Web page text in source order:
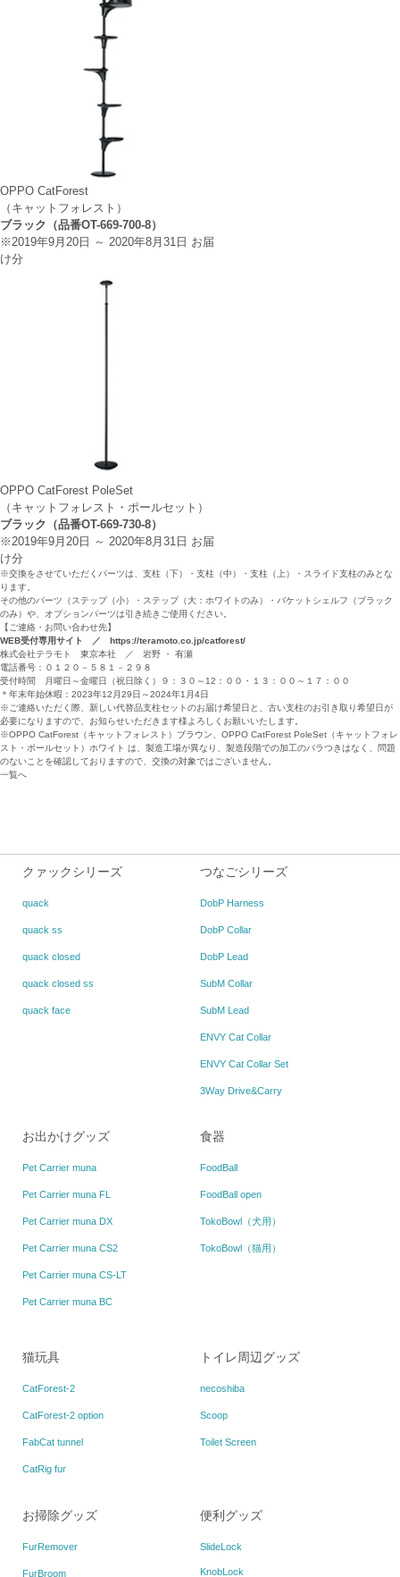
OPPO CatForest
（キャットフォレスト）
ブラック（品番OT-669-700-8）
※2019年9月20日 ～ 2020年8月31日 お届
け分
OPPO CatForest PoleSet
（キャットフォレスト・ポールセット）
ブラック（品番OT-669-730-8）
※2019年9月20日 ～ 2020年8月31日 お届
け分
※交換をさせていただくパーツは、支柱（下）・支柱（中）・支柱（上）・スライド支柱のみとな
ります。
その他のパーツ（ステップ（小）・ステップ（大：ホワイトのみ）・バケットシェルフ（ブラック
のみ）や、オプションパーツは引き続きご使用ください。
【ご連絡・お問い合わせ先】
WEB受付専用サイト ／ https://teramoto.co.jp/catforest/
株式会社テラモト 東京本社 ／ 岩野 ・ 有瀬
電話番号：０１２０－５８１－２９８
受付時間 月曜日～金曜日（祝日除く）９：３０～12：００・１３：００～１７：００
＊年末年始休暇：2023年12月29日～2024年1月4日
※ご連絡いただく際、新しい代替品支柱セットのお届け希望日と、古い支柱のお引き取り希望日が
必要になりますので、お知らせいただきます様よろしくお願いいたします。
※OPPO CatForest（キャットフォレスト）ブラウン、OPPO CatForest PoleSet（キャットフォレ
スト・ポールセット）ホワイト は、製造工場が異なり、製造段階での加工のバラつきはなく、問題
のないことを確認しておりますので、交換の対象ではございません。
一覧へ
クァックシリーズ
quack
quack ss
quack closed
quack closed ss
quack face
つなごシリーズ
DobP Harness
DobP Collar
DobP Lead
SubM Collar
SubM Lead
ENVY Cat Collar
ENVY Cat Collar Set
3Way Drive&Carry
お出かけグッズ
Pet Carrier muna
Pet Carrier muna FL
Pet Carrier muna DX
Pet Carrier muna CS2
Pet Carrier muna CS-LT
Pet Carrier muna BC
食器
FoodBall
FoodBall open
TokoBowl（犬用）
TokoBowl（猫用）
猫玩具
CatForest-2
CatForest-2 option
FabCat tunnel
CatRig fur
トイレ周辺グッズ
necoshiba
Scoop
Toilet Screen
お掃除グッズ
FurRemover
FurBroom
便利グッズ
SlideLock
KnobLock